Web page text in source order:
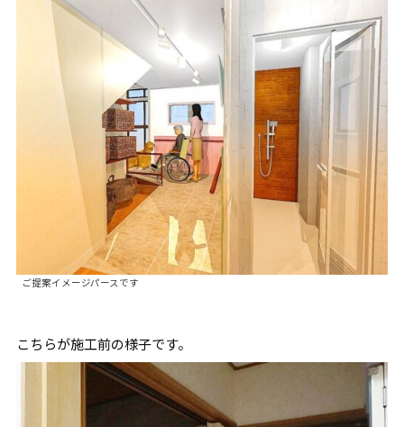
ご提案イメージパースです
こちらが施工前の様子です。